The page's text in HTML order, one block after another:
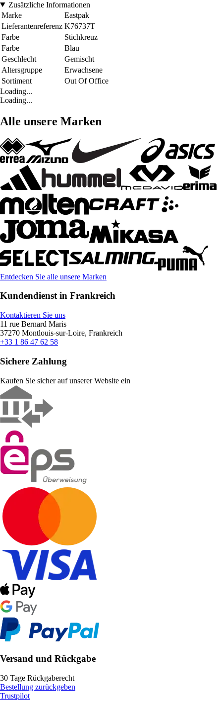
Zusätzliche Informationen
Marke
Eastpak
Lieferantenreferenz K76737T
Farbe
Stichkreuz
Farbe
Blau
Geschlecht
Gemischt
Altersgruppe
Erwachsene
Sortiment
Out Of Office
Loading...
Loading...
Alle unsere Marken
Entdecken Sie alle unsere Marken
Kundendienst in Frankreich
Kontaktieren Sie uns
11 rue Bernard Maris
37270 Montlouis-sur-Loire, Frankreich
+33 1 86 47 62 58
Sichere Zahlung
Kaufen Sie sicher auf unserer Website ein
Versand und Rückgabe
30 Tage Rückgaberecht
Bestellung zurückgeben
Trustpilot